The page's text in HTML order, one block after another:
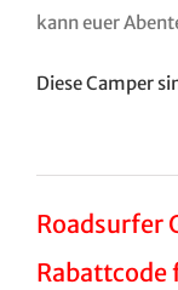
kann euer
Diese Camper
Roadsurfer
Rabattcode